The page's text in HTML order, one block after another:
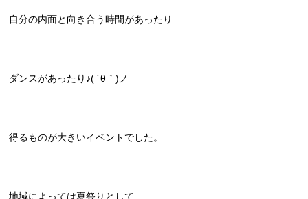
自分の内面と向き合う時間があったり
ダンスがあったり♪( ´θ｀)ノ
得るものが大きいイベントでした。
地域によっては夏祭りとして